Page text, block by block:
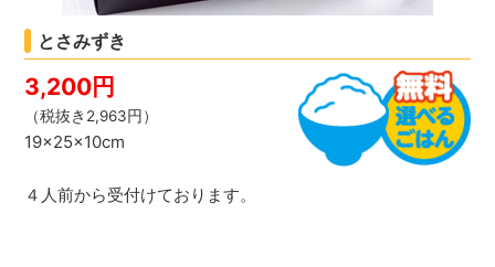
とさみずき
3,200円
（税抜き2,963円）
19×25×10cm
４人前から受付けております。